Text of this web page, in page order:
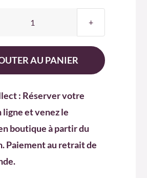
quantité
Produit
AU PANIER
: Réserver votre
et venez le
boutique à partir du
Paiement au retrait de